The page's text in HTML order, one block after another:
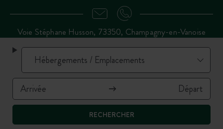
RECHERCHER
Voie Stéphane Husson, 73350, Champagny-en-Vanoise